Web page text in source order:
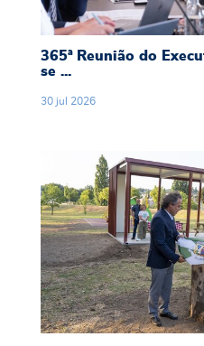
365ª Reunião do
se ...
30 jul 2026
Selho São